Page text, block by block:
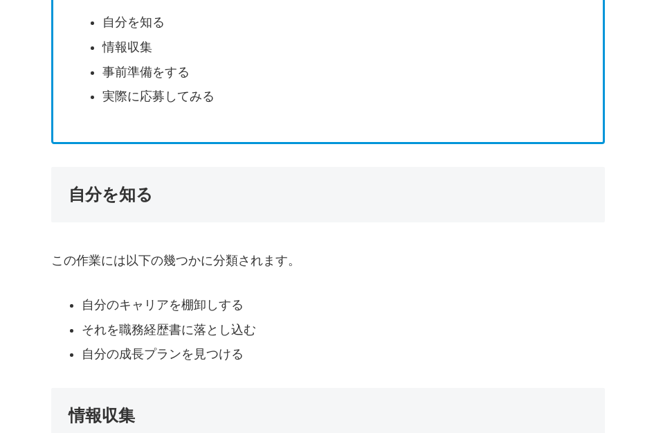
自分を知る
情報収集
事前準備をする
実際に応募してみる
自分を知る
この作業には以下の幾つかに分類されます。
自分のキャリアを棚卸しする
それを職務経歴書に落とし込む
自分の成長プランを見つける
情報収集